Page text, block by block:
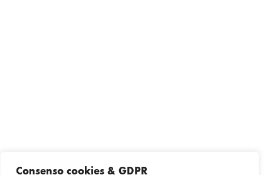
Consenso cookies & GDPR